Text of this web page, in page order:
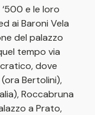
e le loro
ai Baroni Vela
del palazzo
tempo via
dove
Bertolini),
Roccabruna
a Prato,